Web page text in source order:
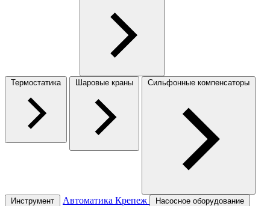
Термостатика Шаровые краны Сильфонные компенсаторы
Инструмент Автоматика Крепеж Насосное оборудование